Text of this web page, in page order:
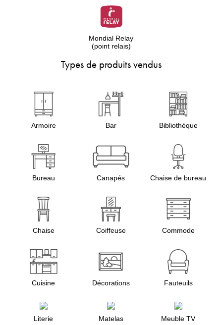
Mondial Relay
(point relais)
Types de produits vendus
Armoire Bar Bibliothèque
Bureau Canapés Chaise de bureau
Chaise Coiffeuse Commode
Cuisine Décorations Fauteuils
Literie Matelas Meuble TV